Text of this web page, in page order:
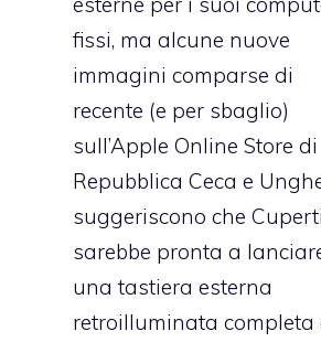
fissi, ma alcune nuove
immagini comparse di
recente (e per sbaglio)
sull’Apple Online Store di
Repubblica Ceca e
suggeriscono che
sarebbe pronta a
una tastiera esterna
retroilluminata completa